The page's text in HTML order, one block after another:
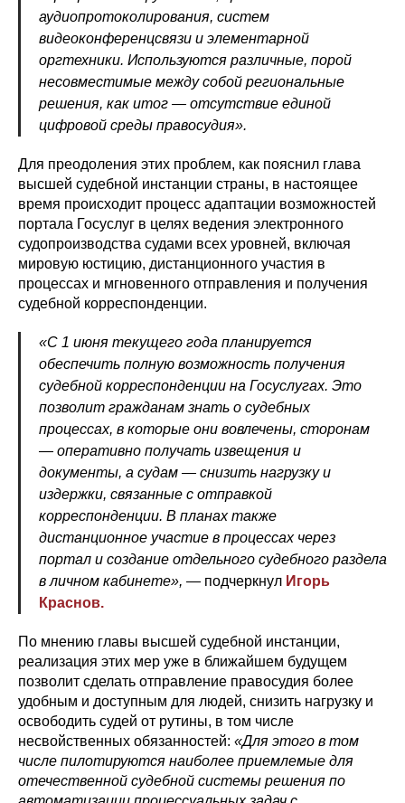
аудиопротоколирования, систем
видеоконференцсвязи и элементарной
оргтехники. Используются различные, порой
несовместимые между собой региональные
решения, как итог — отсутствие единой
цифровой среды правосудия».
Для преодоления этих проблем, как пояснил глава
высшей судебной инстанции страны, в настоящее
время происходит процесс адаптации возможностей
портала Госуслуг в целях ведения электронного
судопроизводства судами всех уровней, включая
мировую юстицию, дистанционного участия в
процессах и мгновенного отправления и получения
судебной корреспонденции.
«С 1 июня текущего года планируется
обеспечить полную возможность получения
судебной корреспонденции на Госуслугах. Это
позволит гражданам знать о судебных
процессах, в которые они вовлечены, сторонам
— оперативно получать извещения и
документы, а судам — снизить нагрузку и
издержки, связанные с отправкой
корреспонденции. В планах также
дистанционное участие в процессах через
портал и создание отдельного судебного раздела
в личном кабинете», — подчеркнул Игорь
Краснов.
По мнению главы высшей судебной инстанции,
реализация этих мер уже в ближайшем будущем
позволит сделать отправление правосудия более
удобным и доступным для людей, снизить нагрузку и
освободить судей от рутины, в том числе
несвойственных обязанностей: «Для этого в том
числе пилотируются наиболее приемлемые для
отечественной судебной системы решения по